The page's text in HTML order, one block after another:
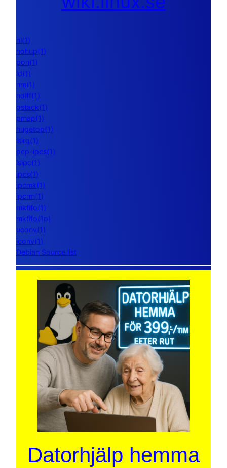
nl(1)
nohup(1)
pon(1)
ld(1)
nm(1)
ndiff(1)
gstack(1)
pmap(1)
hugetop(1)
lsirq(1)
pcp-ipcs(1)
lsipc(1)
ipcs(1)
ipcmk(1)
ipcrm(1)
mkfifo(1)
mkfifo(1p)
uconv(1)
iconv(1)
Debian Source list
Datorhjälp hemma